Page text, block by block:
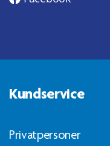
Kundservice
Privatpersoner